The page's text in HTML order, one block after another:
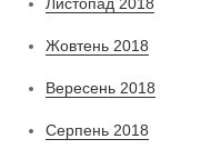
Листопад 2018
Жовтень 2018
Вересень 2018
Серпень 2018